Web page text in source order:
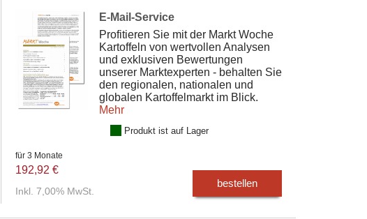
E-Mail-Service
Profitieren Sie mit der Markt Woche
Kartoffeln von wertvollen Analysen
und exklusiven Bewertungen
unserer Marktexperten - behalten Sie
den regionalen, nationalen und
globalen Kartoffelmarkt im Blick.
Mehr
Produkt ist auf Lager
für 3 Monate
192,92 €
Inkl. 7,00% MwSt.
bestellen